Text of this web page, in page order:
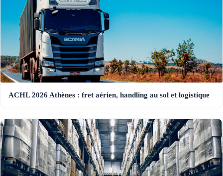
ACHL 2026 Athènes : fret aérien, handling au sol et logistique